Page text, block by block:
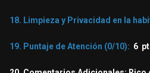
18. Limpieza y Privacidad en la
19. Puntaje de Atención (0/10): 6